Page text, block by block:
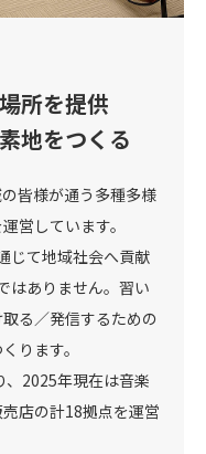
所を提供
地をつくる
皆様が通う多種多様
営しています。
じて地域社会へ貢献
はありません。習い
る／発信するための
ります。
、2025年現在は音楽
店の計18拠点を運営